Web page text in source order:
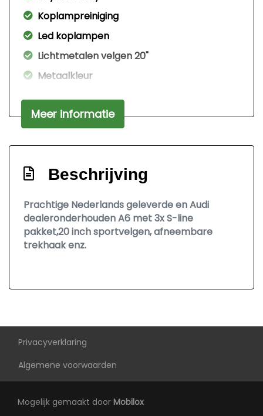
Koplampreiniging
Led koplampen
Lichtmetalen velgen 20"
Metaalkleur
Parkeer assistent
Trekhaak met afneembare kogel
Overige
Achteropkomend verkeer waarschuwing
Anti doorslip regeling
Bluetooth
Bots herkenning en activatie
Elektronisch sper differentieel
Elektronisch stabiliteits programma
Hoofd airbag(s) achter
Meer informatie
Beschrijving
Prachtige Nederlands geleverde en Audi
dealeronderhouden A6 met 3x S-line
pakket,20 inch sportvelgen, afneembare
trekhaak enz.
Privacyverklaring
Algemene voorwaarden
Mogelijk gemaakt door Mobilox